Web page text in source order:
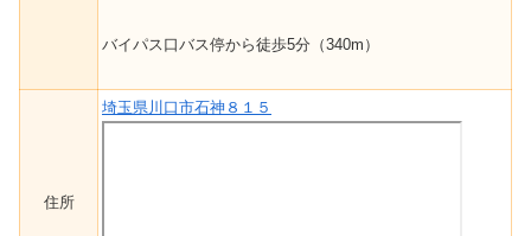
バイパス口バス停から徒歩5分（340m）
住所
埼玉県川口市石神８１５